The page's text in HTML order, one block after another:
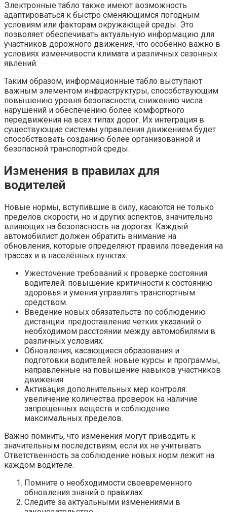
Электронные табло также имеют возможность
адаптироваться к быстро сменяющимся погодным
условиям или факторам окружающей среды. Это
позволяет обеспечивать актуальную информацию для
участников дорожного движения, что особенно важно в
условиях изменчивости климата и различных сезонных
явлений.
Таким образом, информационные табло выступают
важным элементом инфраструктуры, способствующим
повышению уровня безопасности, снижению числа
нарушений и обеспечению более комфортного
передвижения на всех типах дорог. Их интеграция в
существующие системы управления движением будет
способствовать созданию более организованной и
безопасной транспортной среды.
Изменения в правилах для
водителей
Новые нормы, вступившие в силу, касаются не только
пределов скорости, но и других аспектов, значительно
влияющих на безопасность на дорогах. Каждый
автомобилист должен обратить внимание на
обновления, которые определяют правила поведения на
трассах и в населённых пунктах.
Ужесточение требований к проверке состояния
водителей: повышение критичности к состоянию
здоровья и умения управлять транспортным
средством.
Введение новых обязательств по соблюдению
дистанции: предоставление четких указаний о
необходимом расстоянии между автомобилями в
различных условиях.
Обновления, касающиеся образования и
подготовки водителей: новые курсы и программы,
направленные на повышение навыков участников
движения.
Активация дополнительных мер контроля:
увеличение количества проверок на наличие
запрещенных веществ и соблюдение
максимальных пределов.
Важно помнить, что изменения могут приводить к
значительным последствиям, если их не учитывать.
Ответственность за соблюдение новых норм лежит на
каждом водителе.
Помните о необходимости своевременного
обновления знаний о правилах.
Следите за актуальными изменениями в